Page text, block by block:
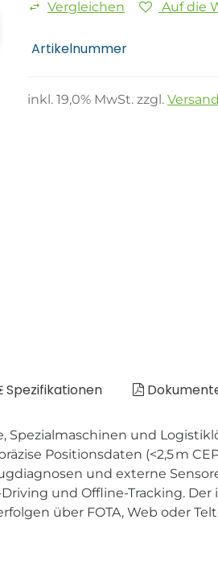
Vergleichen Auf die
Artikelnummer
inkl. 19,0% MwSt. zzgl.
Spezifikationen
und
Positionsdaten (<2,5 m
und externe
und Offline-Tracking.
über FOTA, Web oder